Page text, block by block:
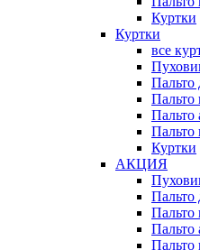
Куртки
Куртки
все
Пальто
Пальто
Пальто
Пальто
Куртки
АКЦИЯ
Пальто
Пальто
Пальто
Пальто